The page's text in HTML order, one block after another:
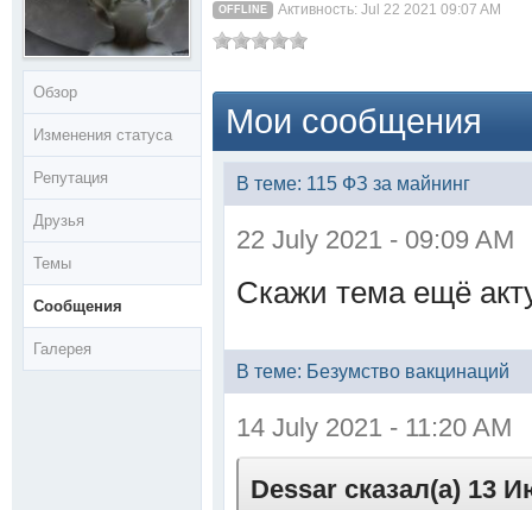
Обзор
Изменения статуса
Репутация
Друзья
Темы
Сообщения
Галерея
OFFLINE Активность: Jul 22 2021 09:07 AM
Мои сообщения
В теме: 115 ФЗ за майнинг
22 July 2021 - 09:09 AM
Скажи тема ещё
В теме: Безумство вакцинаций
14 July 2021 - 11:20 AM
Dessar сказал(а) 13